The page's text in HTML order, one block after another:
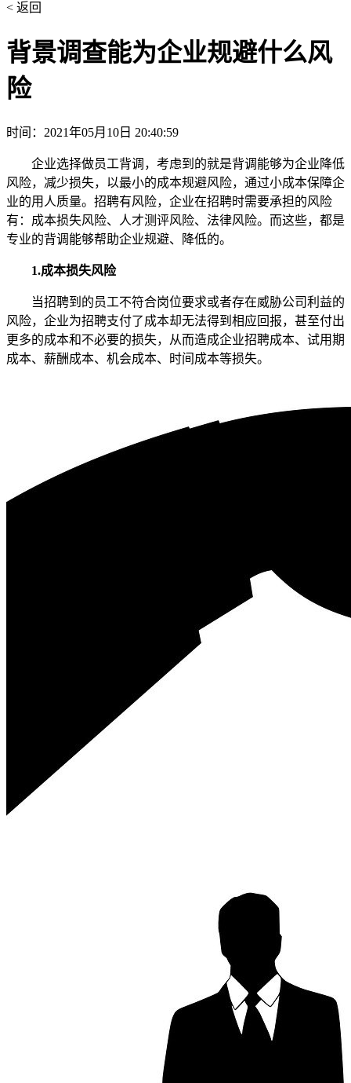
< 返回
背景调查能为企业规避什么风
险
时间：2021年05月10日 20:40:59
企业选择做员工背调，考虑到的就是背调能够为企业降低
风险，减少损失，以最小的成本规避风险，通过小成本保障企
业的用人质量。招聘有风险，企业在招聘时需要承担的风险
有：成本损失风险、人才测评风险、法律风险。而这些，都是
专业的背调能够帮助企业规避、降低的。
1.成本损失风险
当招聘到的员工不符合岗位要求或者存在威胁公司利益的
风险，企业为招聘支付了成本却无法得到相应回报，甚至付出
更多的成本和不必要的损失，从而造成企业招聘成本、试用期
成本、薪酬成本、机会成本、时间成本等损失。